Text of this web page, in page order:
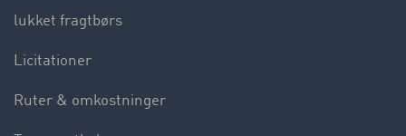
lukket fragtbørs
Licitationer
Ruter & omkostninger